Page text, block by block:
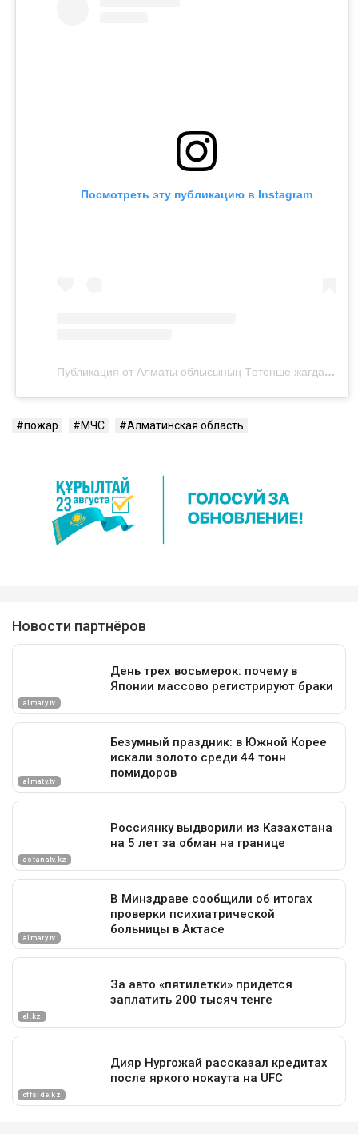
Посмотреть эту публикацию в Instagram
Публикация от Алматы облысының Төтенше жағдайлар департаменті (@112almaty_oblysy)
пожар МЧС Алматинская область